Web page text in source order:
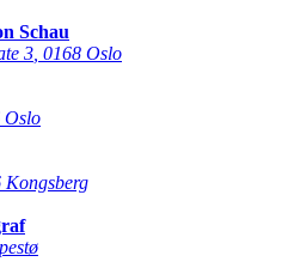
Schau
3 0168 Oslo
Oslo
Kongsberg